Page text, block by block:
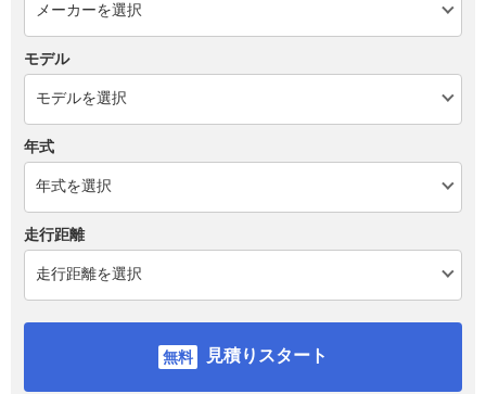
モデル
年式
走行距離
見積りスタート